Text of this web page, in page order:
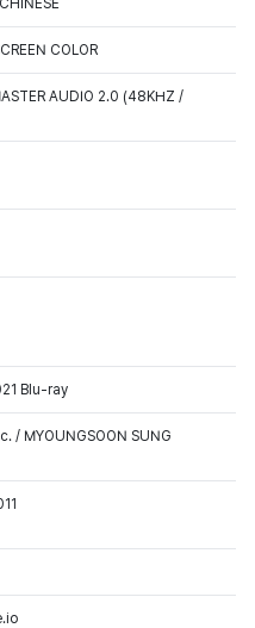
AUDIO 2.0 (48KHZ /
Blu-ray
/ MYOUNGSOON SUNG